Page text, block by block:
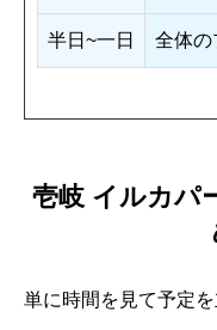
半日~一日 全体の
壱岐 イルカパ
単に時間を見て予定